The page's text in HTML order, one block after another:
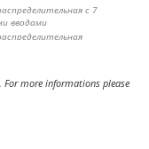
с 7
вводами
For more informations please